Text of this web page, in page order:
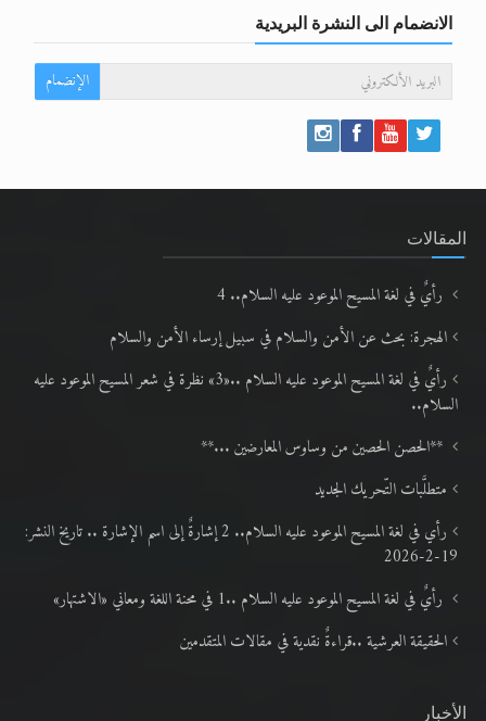
الانضمام الى النشرة البريدية
الإنضمام
المقالات
رأيٌ في لغة المسيح الموعود عليه السلام.. 4
الهجرة: بحث عن الأمن والسلام في سبيل إرساء الأمن والسلام
رأيٌ في لغة المسيح الموعود عليه السلام ..«3» نظرة في شعر المسيح الموعود عليه
السلام..
**الحصن الحصين من وساوس المعارضين ...**
متطلَّبات التّحريك الجديد
رأي في لغة المسيح الموعود عليه السلام.. 2 إشارةٌ إلى اسم الإشارة .. تاريخ النشر:
19-2-2026
رأيٌ في لغة المسيح الموعود عليه السلام ..1 في محنة اللغة ومعاني «الاشتهار»
الحقيقة العرشية ..قراءةٌ نقدية في مقالات المتقدمين
الأخبار